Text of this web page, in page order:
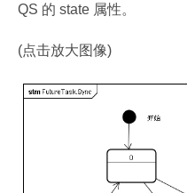
QS 的 state 属性。
(点击放大图像)